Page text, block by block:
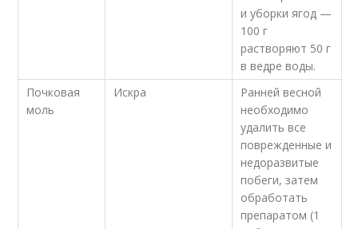
и уборки ягод —
100 г
растворяют 50 г
в ведре воды.
Почковая
моль
Искра
Ранней весной
необходимо
удалить все
поврежденные и
недоразвитые
побеги, затем
обработать
препаратом (1